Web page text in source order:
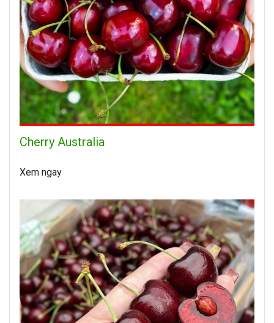
Cherry Australia
Xem ngay